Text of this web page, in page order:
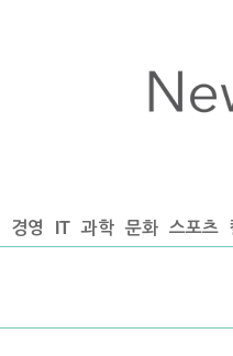
경영 IT 과학 문화 스포츠